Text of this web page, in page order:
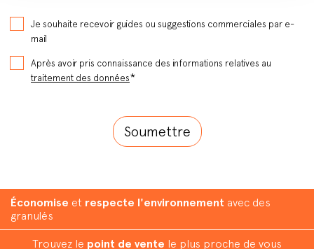
Je souhaite recevoir guides ou suggestions commerciales par e-
mail
Après avoir pris connaissance des informations relatives au
traitement des données*
Économise et respecte l'environnement avec des
granulés
Trouvez le point de vente le plus proche de vous